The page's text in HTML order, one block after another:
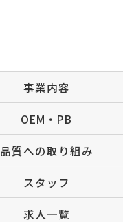
事業内容
OEM・PB
品質への取り組み
スタッフ
求人一覧